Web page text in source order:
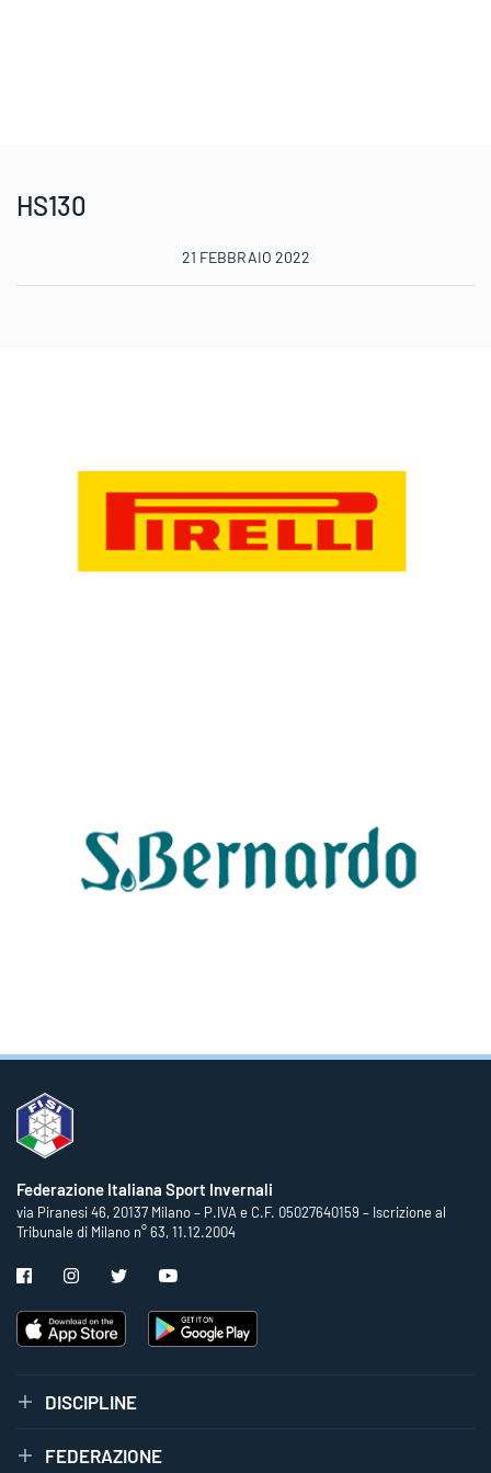
HS130
21 FEBBRAIO 2022
Federazione Italiana Sport Invernali
via Piranesi 46, 20137 Milano – P.IVA e C.F. 05027640159 – Iscrizione al
Tribunale di Milano n° 63, 11.12.2004
DISCIPLINE
FEDERAZIONE